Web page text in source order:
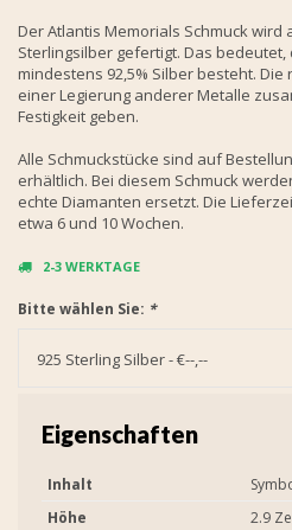
Der Atlantis Memorials Schmuck wird
Sterlingsilber gefertigt. Das
mindestens 92,5% Silber besteht. Die
einer Legierung anderer Metalle
Festigkeit geben.
Alle Schmuckstücke sind auf
erhältlich. Bei diesem Schmuck
echte Diamanten ersetzt. Die
etwa 6 und 10 Wochen.
2-3 WERKTAGE
Bitte wählen Sie: *
925 Sterling Silber - €--,--
Eigenschaften
Inhalt
Höhe
2.9